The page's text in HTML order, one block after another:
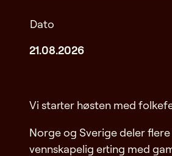
Dato
21.08.2026
Vi starter høsten med
Norge og Sverige deler
vennskapelig erting med